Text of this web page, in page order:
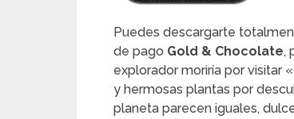
Puedes descargarte
de pago Gold & Chocolate,
explorador moriría por visitar
y hermosas plantas por
planeta parecen iguales,